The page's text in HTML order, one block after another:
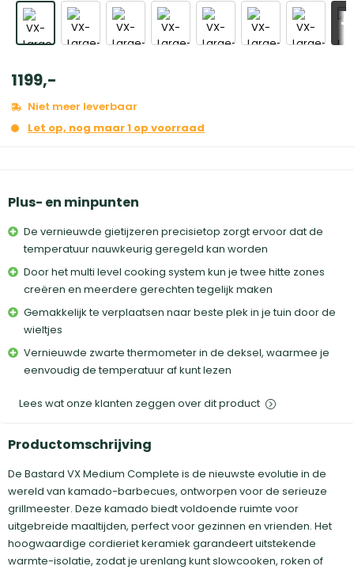
+
1199,-
Niet meer leverbaar
Let op, nog maar 1 op voorraad
Plus- en minpunten
De vernieuwde gietijzeren precisietop zorgt ervoor dat de
temperatuur nauwkeurig geregeld kan worden
Door het multi level cooking system kun je twee hitte zones
creëren en meerdere gerechten tegelijk maken
Gemakkelijk te verplaatsen naar beste plek in je tuin door de
wieltjes
Vernieuwde zwarte thermometer in de deksel, waarmee je
eenvoudig de temperatuur af kunt lezen
Lees wat onze klanten zeggen over dit product
Productomschrijving
De Bastard VX Medium Complete is de nieuwste evolutie in de
wereld van kamado-barbecues, ontworpen voor de serieuze
grillmeester. Deze kamado biedt voldoende ruimte voor
uitgebreide maaltijden, perfect voor gezinnen en vrienden. Het
hoogwaardige cordieriet keramiek garandeert uitstekende
warmte-isolatie, zodat je urenlang kunt slowcooken, roken of